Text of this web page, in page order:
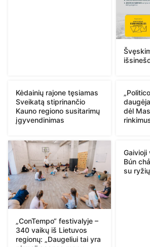
Kėdainių rajone tęsiamas
Sveikatą stiprinančio
Kauno regiono susitarimų
įgyvendinimas
dėl
„ConTempo“ festivalyje –
340 vaikų iš Lietuvos
regionų: „Daugeliui tai yra
Gaivioji
Bún
su